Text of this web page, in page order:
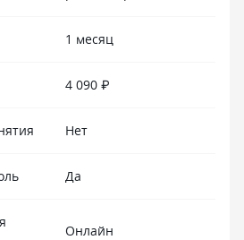
1 месяц
4 090 ₽
Нет
Да
Онлайн